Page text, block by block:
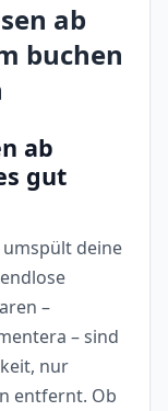
ab
buchen
ab
gut
deine
–
– sind
nur
entfernt. Ob